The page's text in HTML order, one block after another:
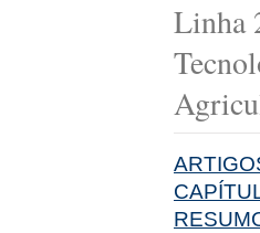
Linha